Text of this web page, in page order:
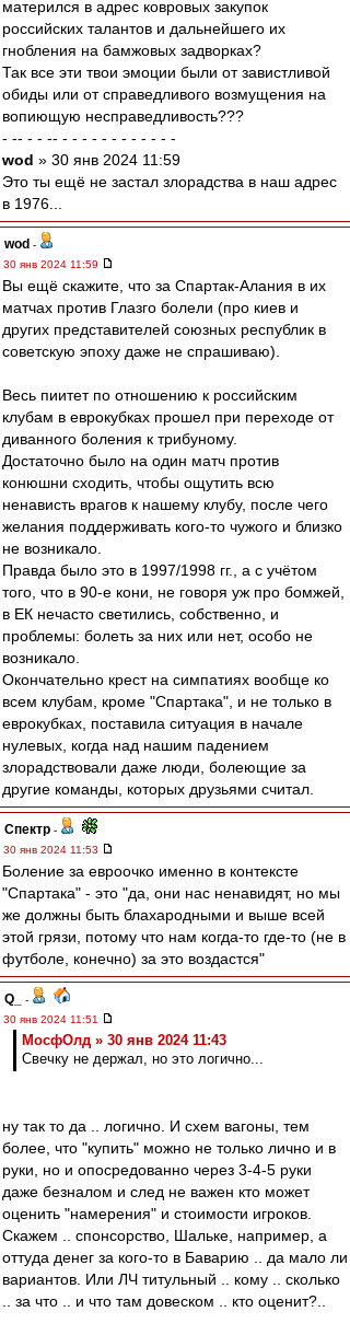
матерился в адрес ковровых закупок
российских талантов и дальнейшего их
гнобления на бамжовых задворках?
Так все эти твои эмоции были от завистливой
обиды или от справедливого возмущения на
вопиющую несправедливость???
- -- - - -- - - - - - - - - - - - -
wod » 30 янв 2024 11:59
Это ты ещё не застал злорадства в наш адрес
в 1976...
wod -
30 янв 2024 11:59
Вы ещё скажите, что за Спартак-Алания в их
матчах против Глазго болели (про киев и
других представителей союзных республик в
советскую эпоху даже не спрашиваю).
Весь пиитет по отношению к российским
клубам в еврокубках прошел при переходе от
диванного боления к трибуному.
Достаточно было на один матч против
конюшни сходить, чтобы ощутить всю
ненависть врагов к нашему клубу, после чего
желания поддерживать кого-то чужого и близко
не возникало.
Правда было это в 1997/1998 гг., а с учётом
того, что в 90-е кони, не говоря уж про бомжей,
в ЕК нечасто светились, собственно, и
проблемы: болеть за них или нет, особо не
возникало.
Окончательно крест на симпатиях вообще ко
всем клубам, кроме "Спартака", и не только в
еврокубках, поставила ситуация в начале
нулевых, когда над нашим падением
злорадствовали даже люди, болеющие за
другие команды, которых друзьями считал.
Спектр -
30 янв 2024 11:53
Боление за евроочко именно в контексте
"Спартака" - это "да, они нас ненавидят, но мы
же должны быть блахародными и выше всей
этой грязи, потому что нам когда-то где-то (не в
футболе, конечно) за это воздастся"
Q_
-
30 янв 2024 11:51
МосфОлд » 30 янв 2024 11:43
Свечку не держал, но это логично...
ну так то да .. логично. И схем вагоны, тем
более, что "купить" можно не только лично и в
руки, но и опосредованно через 3-4-5 руки
даже безналом и след не важен кто может
оценить "намерения" и стоимости игроков.
Скажем .. спонсорство, Шальке, например, а
оттуда денег за кого-то в Баварию .. да мало ли
вариантов. Или ЛЧ титульный .. кому .. сколько
.. за что .. и что там довеском .. кто оценит?..